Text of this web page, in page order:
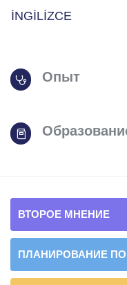
İNGİLİZCE
Опыт
ВТОРОЕ МНЕНИЕ
ПЛАНИРОВАНИЕ